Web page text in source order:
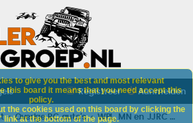
Aanmelden
Registreer
Overige RC auto's WPL, MN en JJRC autos
to give you the best and most relevant
this board it means that you need accept this
policy.
the cookies used on this board by clicking the
at the bottom of the page.